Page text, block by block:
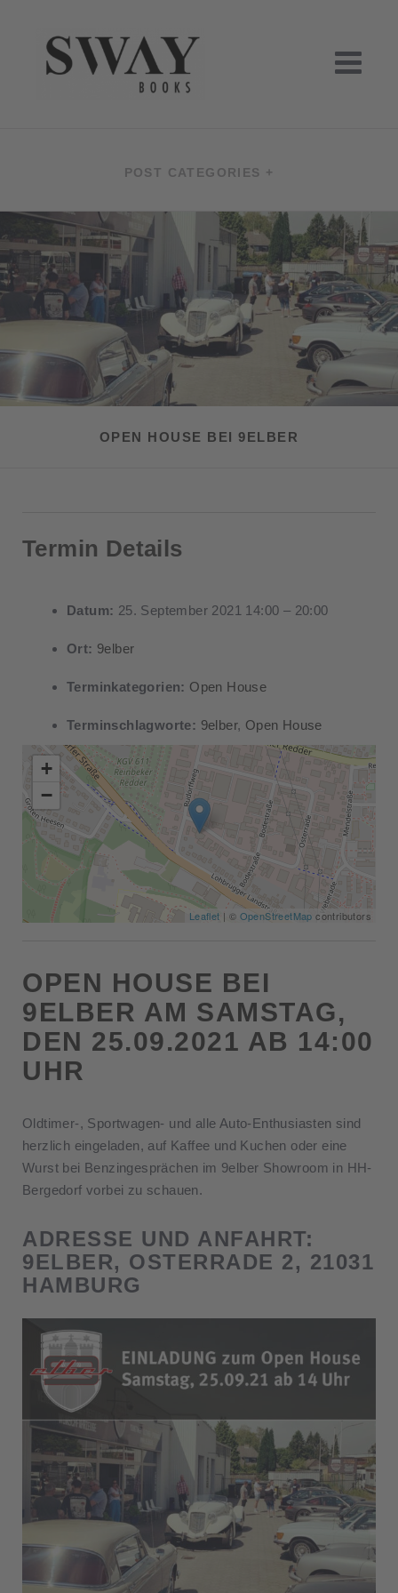
POST CATEGORIES +
OPEN HOUSE BEI 9ELBER
Termin Details
Datum: 25. September 2021 14:00 – 20:00
Ort: 9elber
Terminkategorien: Open House
Terminschlagworte: 9elber, Open House
+
−
Leaflet | © OpenStreetMap contributors
OPEN HOUSE BEI
9ELBER AM SAMSTAG,
DEN 25.09.2021 AB 14:00
UHR
Oldtimer-, Sportwagen- und alle Auto-Enthusiasten sind
herzlich eingeladen, auf Kaffee und Kuchen oder eine
Wurst bei Benzingesprächen im 9elber Showroom in HH-
Bergedorf vorbei zu schauen.
ADRESSE UND ANFAHRT:
9ELBER, OSTERRADE 2, 21031
HAMBURG